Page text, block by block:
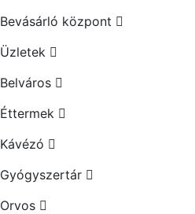
Bevásárló központ
Üzletek
Belváros
Éttermek
Kávézó
Gyógyszertár
Orvos